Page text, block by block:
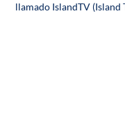
llamado IslandTV (Island